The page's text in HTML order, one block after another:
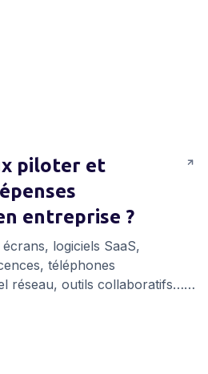
piloter et
entreprise ?
logiciels SaaS,
téléphones
réseau, outils collaboratifs…
entreprises. Pourtant,